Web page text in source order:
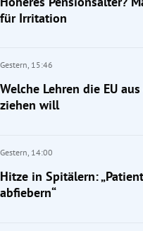
für Irritation
Gestern, 15:46
Welche Lehren die EU
ziehen will
Gestern, 14:00
Hitze in Spitälern:
abfiebern“